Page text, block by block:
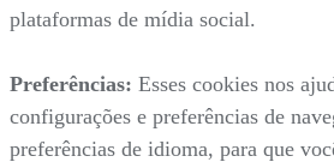
plataformas de mídia social.
Preferências: Esses cookies nos
configurações e preferências de
preferências de idioma, para que